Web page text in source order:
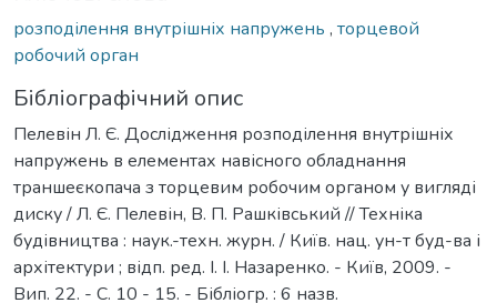
розподілення внутрішніх напружень , торцевой
робочий орган
Бібліографічний опис
Пелевін Л. Є. Дослідження розподілення внутрішніх
напружень в елементах навісного обладнання
траншеєкопача з торцевим робочим органом у вигляді
диску / Л. Є. Пелевін, В. П. Рашківський // Техніка
будівництва : наук.-техн. журн. / Київ. нац. ун-т буд-ва і
архітектури ; відп. ред. І. І. Назаренко. - Київ, 2009. -
Вип. 22. - С. 10 - 15. - Бібліогр. : 6 назв.